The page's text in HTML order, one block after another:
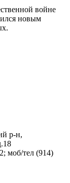
войне
новым
р-н,
моб/тел (914)